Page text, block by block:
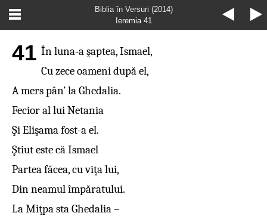
Biblia în Versuri (2014)
Ieremia 41
41 În luna-a şaptea, Ismael,
Cu zece oameni după el,
A mers pân’ la Ghedalia.
Fecior al lui Netania
Şi Elişama fost-a el.
Ştiut este că Ismael
Partea făcea, cu viţa lui,
Din neamul împăratului.
La Miţpa sta Ghedalia –